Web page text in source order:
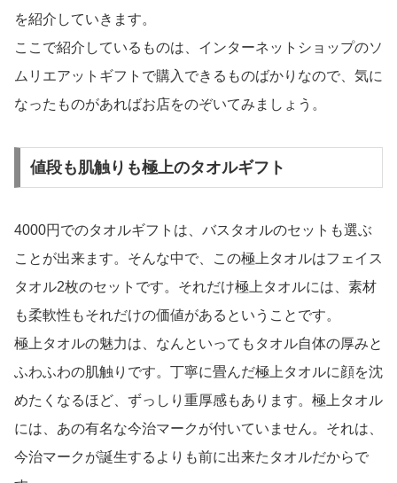
を紹介していきます。
ここで紹介しているものは、インターネットショップのソ
ムリエアットギフトで購入できるものばかりなので、気に
なったものがあればお店をのぞいてみましょう。
値段も肌触りも極上のタオルギフト
4000円でのタオルギフトは、バスタオルのセットも選ぶ
ことが出来ます。そんな中で、この極上タオルはフェイス
タオル2枚のセットです。それだけ極上タオルには、素材
も柔軟性もそれだけの価値があるということです。
極上タオルの魅力は、なんといってもタオル自体の厚みと
ふわふわの肌触りです。丁寧に畳んだ極上タオルに顔を沈
めたくなるほど、ずっしり重厚感もあります。極上タオル
には、あの有名な今治マークが付いていません。それは、
今治マークが誕生するよりも前に出来たタオルだからで